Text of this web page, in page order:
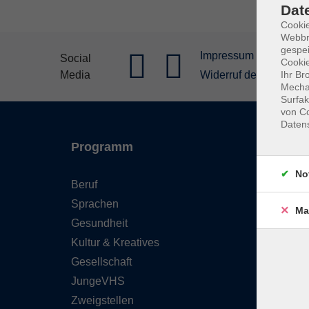
Social
Media
Impressum
Widerruf der Buchung
Programm
Beruf
Sprachen
Gesundheit
Kultur & Kreatives
Gesellschaft
JungeVHS
Zweigstellen
FAQ
Ihr
von